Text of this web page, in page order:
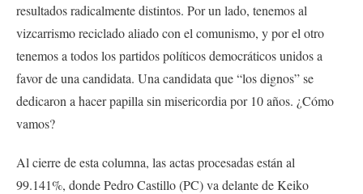
resultados radicalmente distintos. Por un lado, tenemos al
vizcarrismo reciclado aliado con el comunismo, y por el otro
tenemos a todos los partidos políticos democráticos unidos a
favor de una candidata. Una candidata que “los dignos” se
dedicaron a hacer papilla sin misericordia por 10 años. ¿Cómo
vamos?
Al cierre de esta columna, las actas procesadas están al
99.141%, donde Pedro Castillo (PC) va delante de Keiko